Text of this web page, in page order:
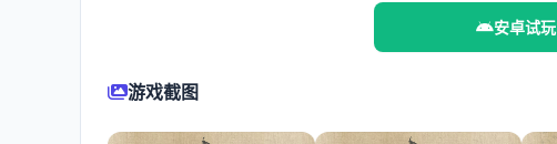
安卓试玩
游戏截图